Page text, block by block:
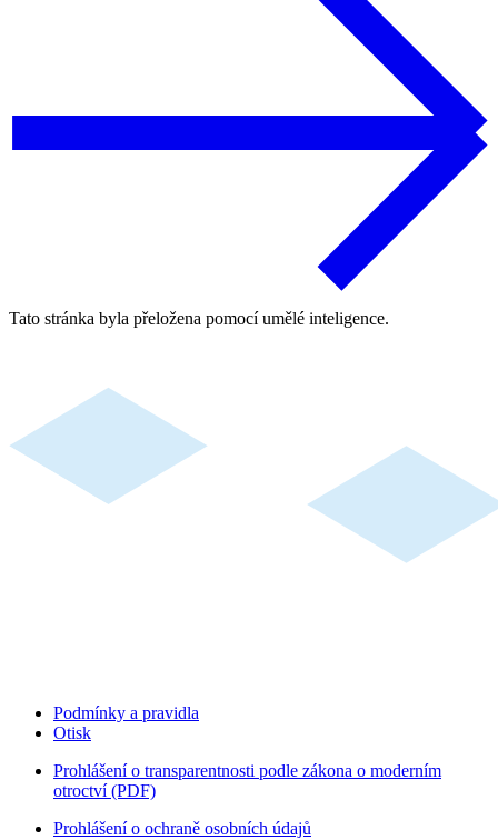
Tato stránka byla přeložena pomocí umělé inteligence.
Podmínky a pravidla
Otisk
Prohlášení o transparentnosti podle zákona o moderním
otroctví (PDF)
Prohlášení o ochraně osobních údajů